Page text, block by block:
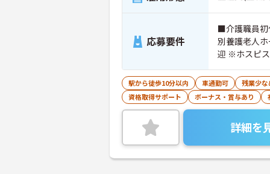
応募要件
■介護職員初
別養護老人
迎 ※ホスピ
駅から徒歩10分以内 車通勤可
残業少な
資格取得サポート
ボーナス・賞与あり
詳細を